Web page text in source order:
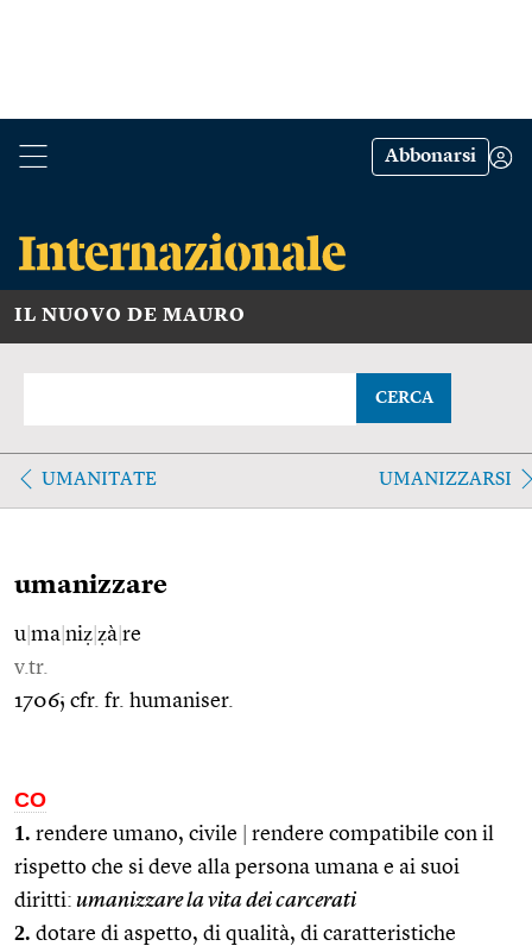
Abbonarsi
IL NUOVO DE MAURO
CERCA
UMANITATE UMANIZZARSI
umanizzare
u ma niẓ ẓà re
v.tr.
1706; cfr. fr. humaniser.
CO
1. rendere umano, civile
rendere compatibile con il
rispetto che si deve alla persona umana e ai suoi
diritti: umanizzare la vita dei carcerati
2. dotare di aspetto, di qualità, di caratteristiche